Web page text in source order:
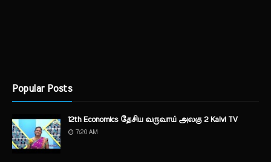
Popular Posts
12th Economics தேசிய வருவாய் அலகு 2 Kalvi TV
7:20 AM